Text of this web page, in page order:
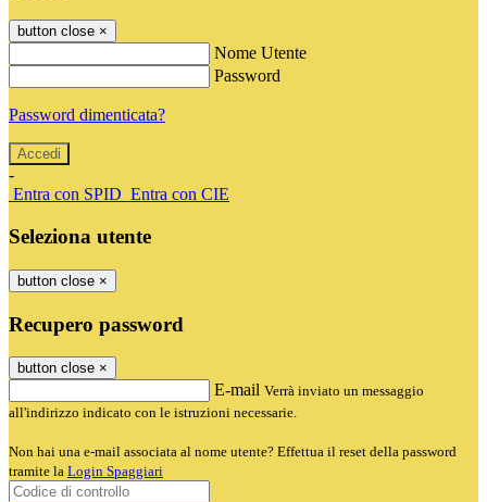
button close ×
Nome Utente
Password
Password dimenticata?
-
Entra con SPID Entra con CIE
Seleziona utente
button close ×
Recupero password
button close ×
E-mail Verrà inviato un messaggio
all'indirizzo indicato con le istruzioni necessarie.
Non hai una e-mail associata al nome utente? Effettua il reset della password
tramite la Login Spaggiari